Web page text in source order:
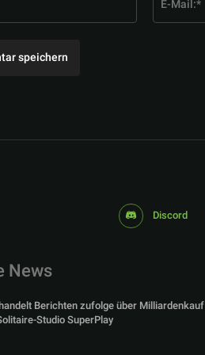
Discord
News
Berichten zufolge über Milliardenkauf
Studio SuperPlay